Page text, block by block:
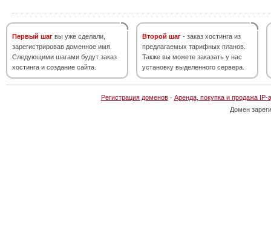
Первый шаг вы уже сделали,
зарегистрировав доменное имя.
Следующими шагами будут заказ
хостинга и создание сайта.
Второй шаг - заказ хостинга из
предлагаемых тарифных планов.
Также вы можете заказать у нас
установку выделенного сервера.
Регистрация доменов· Аренда, покупка и продажа IP-
Домен